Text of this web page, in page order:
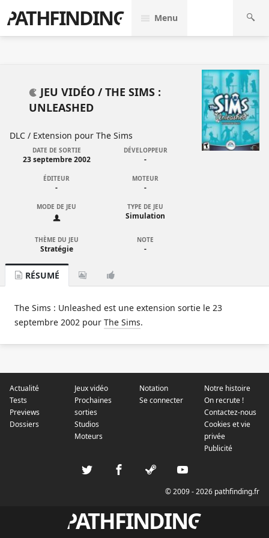
PATHFINDING Menu
JEU VIDÉO /THE SIMS :
UNLEASHED
DLC / Extension pour The Sims
DATE DE SORTIE
23 septembre 2002
DÉVELOPPEUR
-
ÉDITEUR
-
MOTEUR
-
MODE DE JEU TYPE DE JEU
Simulation
THÈME DU JEU
Stratégie
NOTE
-
RÉSUMÉ
The Sims : Unleashed est une extension sortie le 23
septembre 2002 pour The Sims.
Actualité
Tests
Previews
Dossiers
Jeux vidéo
Prochaines
sorties
Studios
Moteurs
Notation
Se connecter
Notre histoire
On recrute !
Contactez-nous
Cookies et vie
privée
Publicité
© 2009 - 2026 pathfinding.fr
PATHFINDING